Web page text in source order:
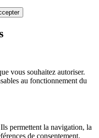
vous souhaitez autoriser.
au fonctionnement du
permettent la navigation, la
de consentement.